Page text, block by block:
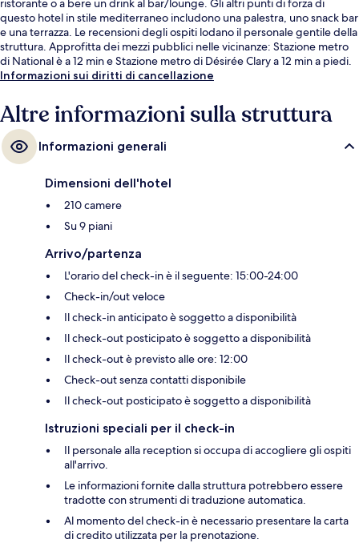
ristorante o a bere un drink al bar/lounge. Gli altri punti di forza di
questo hotel in stile mediterraneo includono una palestra, uno snack bar
e una terrazza. Le recensioni degli ospiti lodano il personale gentile della
struttura. Approfitta dei mezzi pubblici nelle vicinanze: Stazione metro
di National è a 12 min e Stazione metro di Désirée Clary a 12 min a piedi.
Informazioni sui diritti di cancellazione
Altre informazioni sulla struttura
Informazioni generali
Dimensioni dell'hotel
210 camere
Su 9 piani
Arrivo/partenza
L'orario del check-in è il seguente: 15:00-24:00
Check-in/out veloce
Il check-in anticipato è soggetto a disponibilità
Il check-out posticipato è soggetto a disponibilità
Il check-out è previsto alle ore: 12:00
Check-out senza contatti disponibile
Il check-out posticipato è soggetto a disponibilità
Istruzioni speciali per il check-in
Il personale alla reception si occupa di accogliere gli ospiti
all'arrivo.
Le informazioni fornite dalla struttura potrebbero essere
tradotte con strumenti di traduzione automatica.
Al momento del check-in è necessario presentare la carta
di credito utilizzata per la prenotazione.